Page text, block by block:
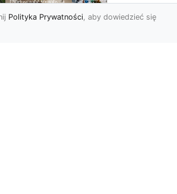
Polityka Prywatności, aby dowiedzieć się